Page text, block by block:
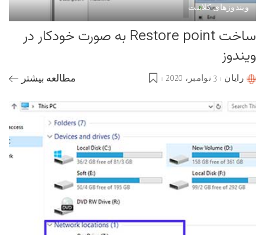
ویندوزهای کلاینت
ساخت Restore point به صورت خودکار در
ویندوز
Postedرایان 3 نوامبر، 2020 مطالعه بیشتر